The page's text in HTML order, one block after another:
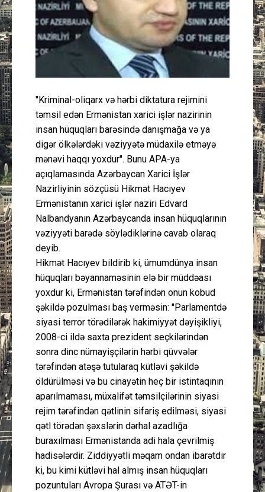
İdman
Layihə
Gündəm
Peşə etikası
Əlaqə
"Kriminal-oliqarx və hərbi diktatura rejimini
təmsil edən Ermənistan xarici işlər nazirinin
insan hüquqları barəsində danışmağa və ya
digər ölkələrdəki vəziyyətə müdaxilə etməyə
mənəvi haqqı yoxdur". Bunu APA-ya
açıqlamasında Azərbaycan Xarici İşlər
Nazirliyinin sözçüsü Hikmət Hacıyev
Ermənistanın xarici işlər naziri Edvard
Nalbandyanın Azərbaycanda insan hüquqlarının
vəziyyəti barədə söylədiklərinə cavab olaraq
deyib.
Hikmət Hacıyev bildirib ki, ümumdünya insan
hüquqları bəyannaməsinin elə bir müddəası
yoxdur ki, Ermənistan tərəfindən onun kobud
şəkildə pozulması baş verməsin: "Parlamentdə
siyasi terror törədilərək hakimiyyət dəyişikliyi,
2008-ci ildə saxta prezident seçkilərindən
sonra dinc nümayişçilərin hərbi qüvvələr
tərəfindən atəşə tutularaq kütləvi şəkildə
öldürülməsi və bu cinayətin heç bir istintaqının
aparılmaması, müxalifət təmsilçilərinin siyasi
rejim tərəfindən qətlinin sifariş edilməsi, siyasi
qətl törədən şəxslərin dərhal azadlığa
buraxılması Ermənistanda adi hala çevrilmiş
hadisələrdir. Ziddiyyətli məqam ondan ibarətdir
ki, bu kimi kütləvi hal almış insan hüquqları
pozuntuları Avropa Şurası və ATƏT-in